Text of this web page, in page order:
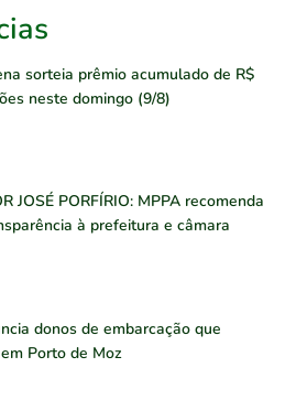
sorteia prêmio acumulado de R$
neste domingo (9/8)
JOSÉ PORFÍRIO: MPPA recomenda
à prefeitura e câmara
donos de embarcação que
Porto de Moz